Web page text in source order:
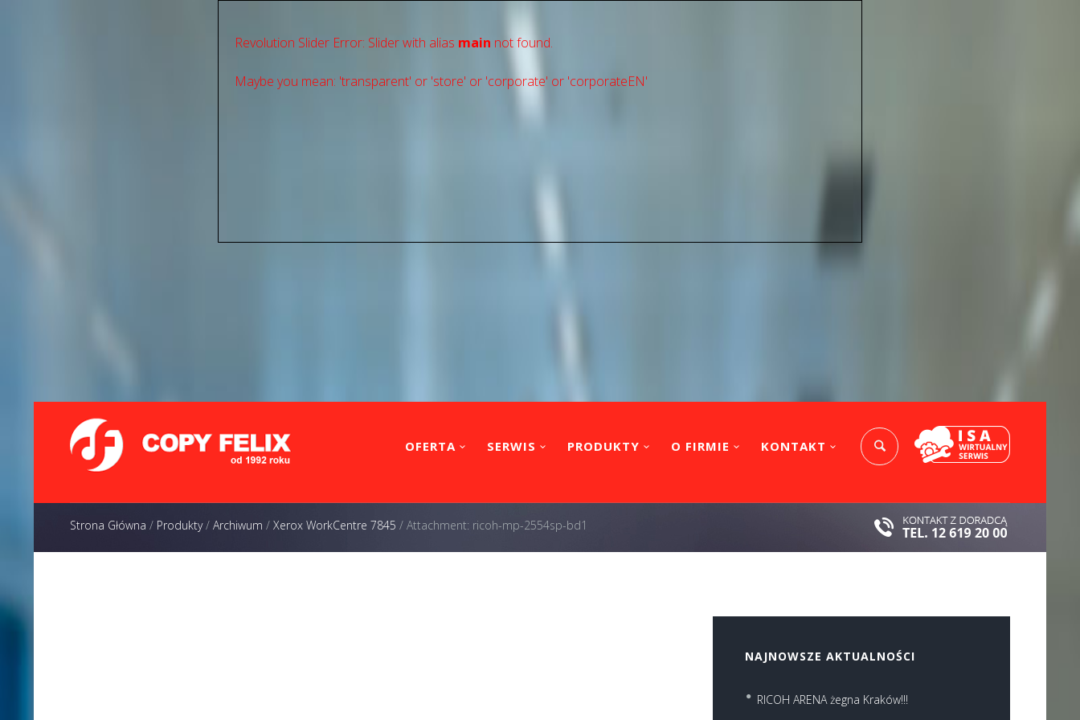
Revolution Slider Error: Slider with alias main not found.
Maybe you mean: 'transparent' or 'store' or 'сorporate' or 'corporateEN'
OFERTA SERWIS PRODUKTY O FIRMIE KONTAKT
Strona Główna / Produkty/ Archiwum / Xerox WorkCentre 7845 / Attachment: ricoh-mp-2554sp-bd1
NAJNOWSZE AKTUALNOŚCI
RICOH ARENA żegna Kraków!!!